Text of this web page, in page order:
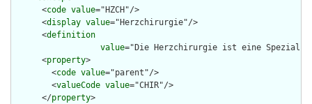
      <
code value="HZCH"/>
      <
display value="Herzchirurgie"/>
      <
definition
value="Die Herzchirurgie ist eine
      <
property>
        <
code value="parent"/>
        <
valueCode value="CHIR"/>
      </
property>